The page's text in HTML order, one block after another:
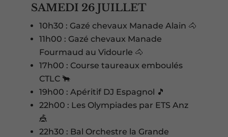
SAMEDI 26 JUILLET
10h30 : Gazé chevaux Manade Alain 🐴
11h00 : Gazé chevaux Manade
Fourmaud au Vidourle 🐴
17h00 : Course taureaux emboulés
CTLC 🐂
19h00 : Apéritif DJ Espagnol 🎵
22h00 : Les Olympiades par ETS Anz
🎪
22h30 : Bal Orchestre la Grande